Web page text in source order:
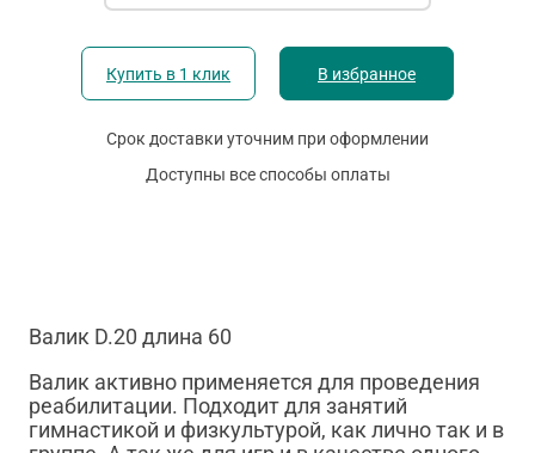
Купить в 1 клик В избранное
Срок доставки уточним при оформлении
Доступны все способы оплаты
Валик D.20 длина 60
Валик активно применяется для проведения
реабилитации. Подходит для занятий
гимнастикой и физкультурой, как лично так и в